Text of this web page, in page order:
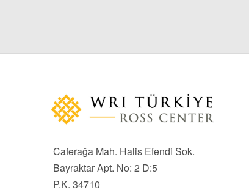
Caferağa Mah. Halis Efendi Sok.
Bayraktar Apt. No: 2 D:5
P.K. 34710